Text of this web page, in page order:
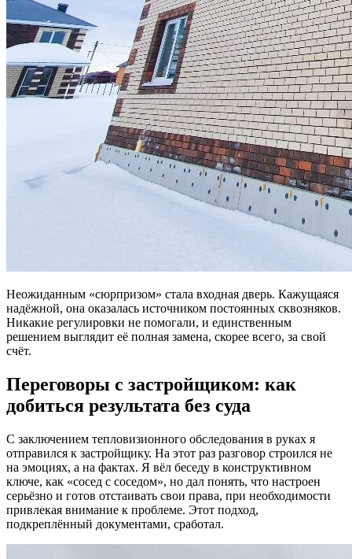
Неожиданным «сюрпризом» стала входная дверь. Кажущаяся
надёжной, она оказалась источником постоянных сквозняков.
Никакие регулировки не помогали, и единственным
решением выглядит её полная замена, скорее всего, за свой
счёт.
Переговоры с застройщиком: как
добиться результата без суда
С заключением тепловизионного обследования в руках я
отправился к застройщику. На этот раз разговор строился не
на эмоциях, а на фактах. Я вёл беседу в конструктивном
ключе, как «сосед с соседом», но дал понять, что настроен
серьёзно и готов отстаивать свои права, при необходимости
привлекая внимание к проблеме. Этот подход,
подкреплённый документами, сработал.